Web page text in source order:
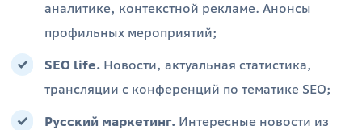
аналитике, контекстной рекламе. Анонсы
профильных мероприятий;
SEO life. Новости, актуальная статистика,
трансляции с конференций по тематике SEO;
Русский маркетинг. Интересные новости из